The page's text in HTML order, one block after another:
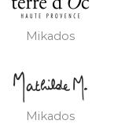
Mikados
Mikados